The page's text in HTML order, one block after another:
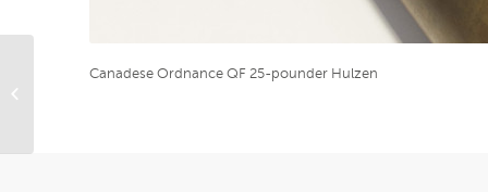
Canadese Ordnance QF 25-pounder Hulzen
Nederlands Gasmasker